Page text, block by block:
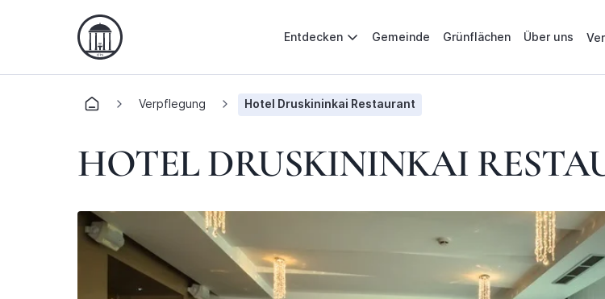
Entdecken Gemeinde Grünflächen Über uns
Verpflegung Hotel Druskininkai Restaurant
HOTEL DRUSKININKAI